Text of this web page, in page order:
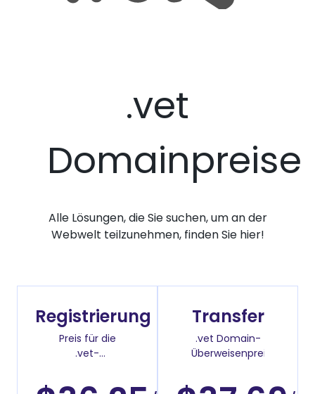
.vet
Domainpreise
Alle Lösungen, die Sie suchen, um an der
Webwelt teilzunehmen, finden Sie hier!
Registrierung
Preis für die
.vet-
Transfer
.vet Domain-
Überweisenpreis